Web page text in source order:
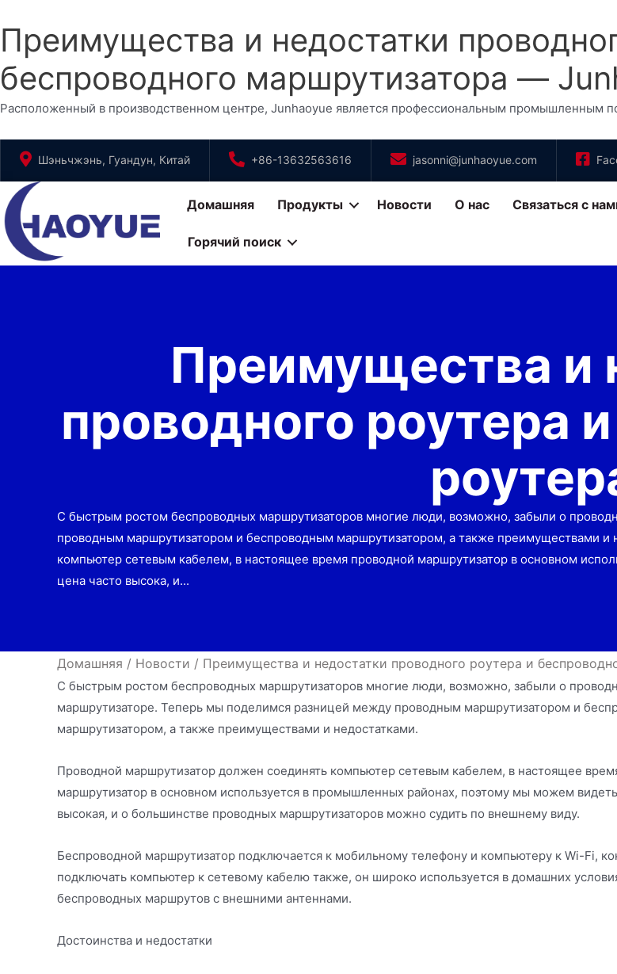
Преимущества и недостатки
беспроводного маршрутизатора —
Расположенный в производственном центре, Junhaoyue является профессиональным промышленным
Перейти
содержимому
Шэньчжэнь, Гуандун, Китай +86-13632563616 jasonni@junhaoyue.com
Домашняя Продукты Новости О нас Связаться с
Горячий поиск
Преимущества и
проводного роутера
С быстрым ростом беспроводных маршрутизаторов многие люди, возможно, забыли о
проводным маршрутизатором и беспроводным маршрутизатором, а также преимуществами и
компьютер сетевым кабелем, в настоящее время проводной маршрутизатор в основном
цена часто высока, и...
Домашняя / Новости / Преимущества и недостатки проводного роутера и
С быстрым ростом беспроводных маршрутизаторов многие люди, возможно, забыли о
маршрутизаторе. Теперь мы поделимся разницей между проводным маршрутизатором и
маршрутизатором, а также преимуществами и недостатками.
Проводной маршрутизатор должен соединять компьютер сетевым кабелем, в настоящее
маршрутизатор в основном используется в промышленных районах, поэтому мы можем
высокая, и о большинстве проводных маршрутизаторов можно судить по внешнему виду.
Беспроводной маршрутизатор подключается к мобильному телефону и компьютеру к Wi-Fi,
подключать компьютер к сетевому кабелю также, он широко используется в домашних
беспроводных маршрутов с внешними антеннами.
Достоинства и недостатки